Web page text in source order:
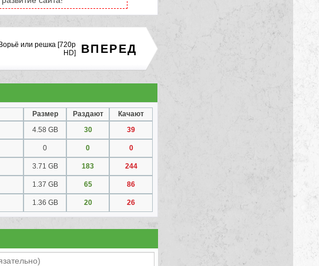
ВПЕРЕД
Ворьё или решка [720p
HD]
Размер Раздают
Качают
4.58 GB 30 39
0 0 0
3.71 GB 183 244
1.37 GB 65 86
1.36 GB 20 26